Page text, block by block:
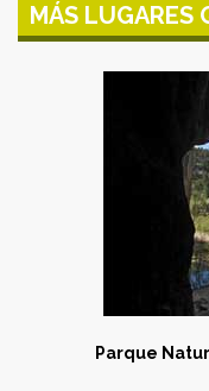
MÁS LUGARES
Parque